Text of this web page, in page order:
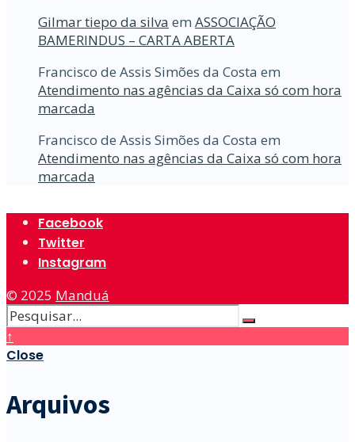
Gilmar tiepo da silva em ASSOCIAÇÃO
BAMERINDUS – CARTA ABERTA
Francisco de Assis Simões da Costa em
Atendimento nas agências da Caixa só com hora
marcada
Francisco de Assis Simões da Costa em
Atendimento nas agências da Caixa só com hora
marcada
Facebook
Twitter
Instagram
© 2025 Manduá
↑
Close
Arquivos